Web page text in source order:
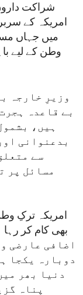
شراکت
امریکہ کے
میں جہاں
وطن کے لیے
وزیرِ خارجہ
بے قاعدہ
ہیں،
بدعنوانی
سے
مسائل پر
امریکہ ترکِ
اضافی عارضی
دوبارہ یکجا
دنیا بھر
پناہ